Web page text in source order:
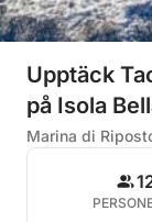
Upptäck
på Isola
Marina di